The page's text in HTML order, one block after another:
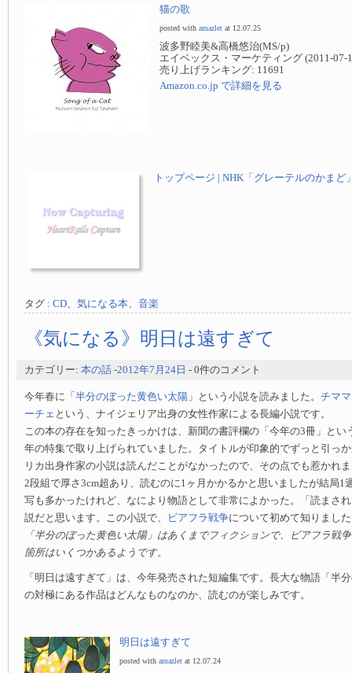
猫の歌
posted with amazlet at 12.07.25
波多野睦美&高橋悠治(MS/p)
エイベックス・マーケティング (2011-07-
売り上げランキング: 11691
Amazon.co.jp で詳細を見る
トップページ | NHK「グレーテルのかまど
タグ : CD、 気になる本、 音楽
《気になる》明日は遠すぎて
カテゴリー: 本の話 -2012年7月24日 - 0件のコメント
今年春に「 半分のぼった黄色い太陽 」という小説を読みました。 チマ
ーチェ という、ナイジェリア出身の女性作家による長編小説です。
この本の存在を知ったきっかけは、新聞の書評欄の「今年の3冊」とい
年の特集で取り上げられていました。タイトルが印象的でずっと引っ
リカ出身作家の小説は読んだことがなかったので、その点でも惹かれ
2段組で厚さ3cm超あり、読むのに1ヶ月かかるかと思いましたが結局1
写も多かったけれど、なにより物語として非常によかった。「読まさ
説だと思います。この小説で、
ビアフラ戦争について初めて知りまし
「半分のぼった黄色い太陽」はあくまでフィクションで、ビアフラ戦
箇所はいくつかあるようです。
「明日は遠すぎて」は、今年発売された短編集です。長大な物語「半
の対極にある作品はどんなものなのか、読むのが楽しみです。
明日は遠すぎて
posted with amazlet at 12.07.24